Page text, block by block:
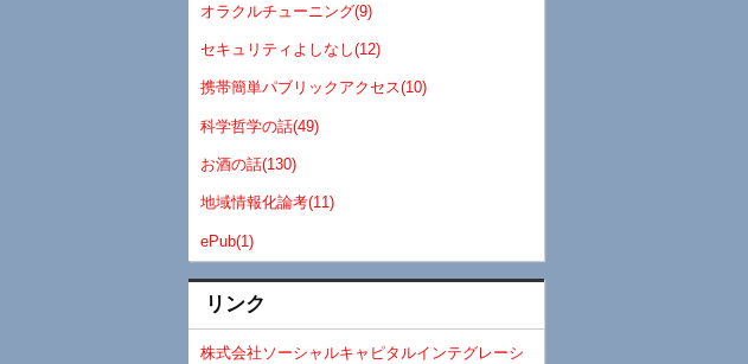
オラクルチューニング(9)
セキュリティよしなし(12)
携帯簡単パブリックアクセス(10)
科学哲学の話(49)
お酒の話(130)
地域情報化論考(11)
ePub(1)
リンク
株式会社ソーシャルキャピタルインテグレーシ